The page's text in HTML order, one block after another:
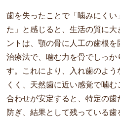
歯を失ったことで「噛みにく
た」と感じると、生活の質に
ントは、顎の骨に人工の歯根
治療法で、噛む力を骨でしっ
す。これにより、入れ歯のよ
くく、天然歯に近い感覚で噛
合わせが安定すると、特定の
防ぎ、結果として残っている